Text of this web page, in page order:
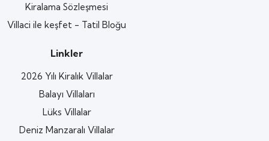
Kiralama Sözleşmesi
Villaci ile keşfet - Tatil Bloğu
Linkler
2026 Yılı Kiralık Villalar
Balayı Villaları
Lüks Villalar
Deniz Manzaralı Villalar